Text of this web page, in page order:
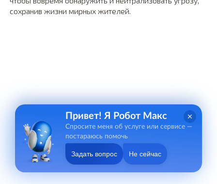
сохранив жизни мирных жителей.
Привет! Я Робот Макс
Спросите меня об услуге или сервисе —
постараюсь помочь
Задать вопрос Не сейчас